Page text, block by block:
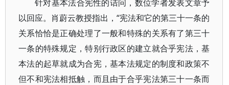
针对基本法合宪性的诘问，数位学者发表文章予
以回应。肖蔚云教授指出，“宪法和它的第三十一条的
关系恰恰是正确处理了一般和特殊的关系有了第三十
一条的特殊规定，特别行政区的建立就合乎宪法，基
本法的起草就成为合宪，基本法规定的制度和政策不
但不和宪法相抵触，而且由于合乎宪法第三十一条而